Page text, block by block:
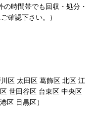
時間帯でも回収・処分・
確認下さい。）
区 太田区 葛飾区 北区 江
世田谷区 台東区 中央区
区 目黒区）